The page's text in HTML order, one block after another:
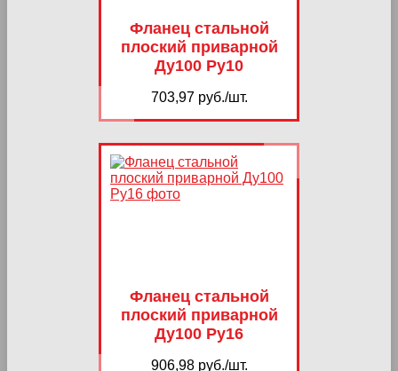
Фланец стальной
плоский приварной
Ду100 Ру10
703,97 руб./шт.
Фланец стальной
плоский приварной
Ду100 Ру16
906,98 руб./шт.